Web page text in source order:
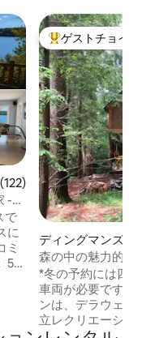
122件、5つ星中4.99つ
-
で
に
5つ
大好評のゲスト
ゲストチョイス
ディングマンズ・
ログハウス
森の中の魅力的な
*冬の予約には四
車両が必要です。 このユニークなキャビ
ンは、デラウェア
立レクリエーショ